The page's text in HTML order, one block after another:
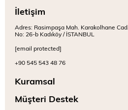
İletişim
Adres: Rasimpaşa Mah. Karakolhane Cad.
No: 26-b Kadıköy / İSTANBUL
[email protected]
+90 545 543 48 76
Kuramsal
Müşteri Destek